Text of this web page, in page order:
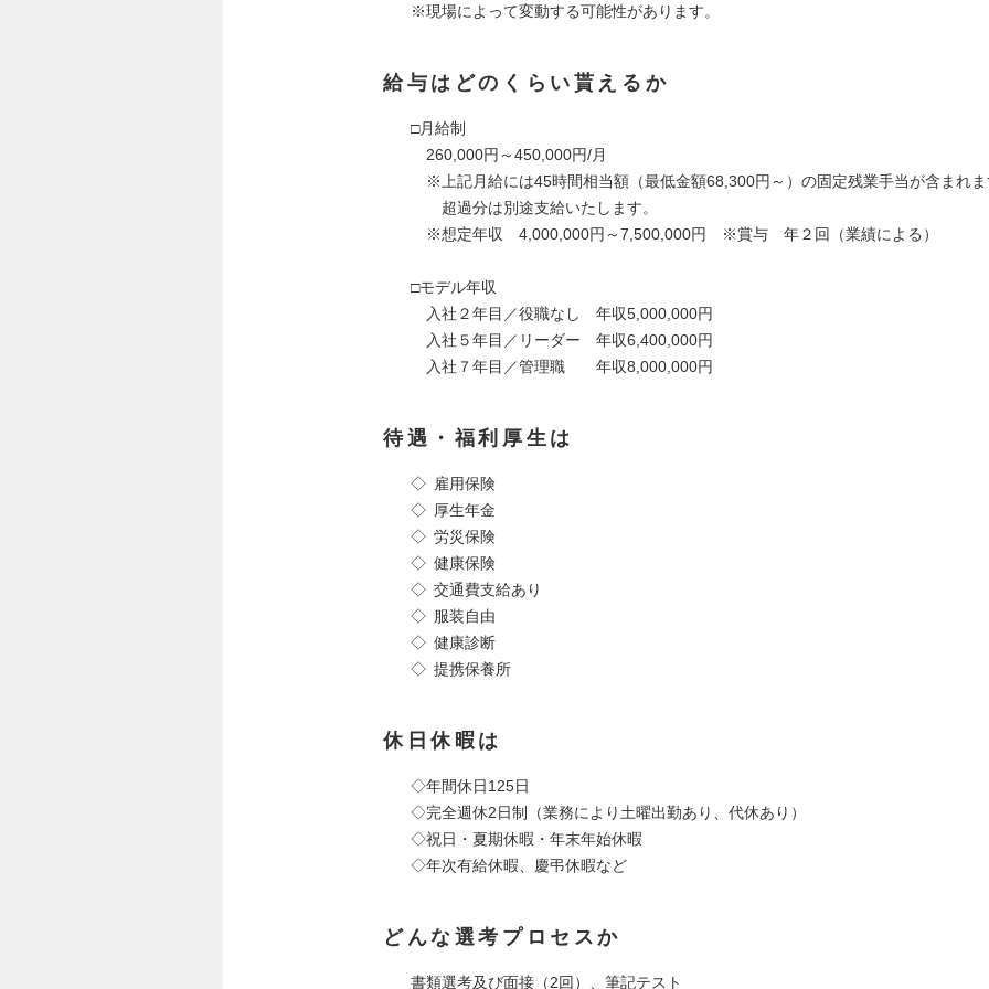
※現場によって変動する可能性があります。
給与はどのくらい貰えるか
□月給制
260,000円～450,000円/月
※上記月給には45時間相当額（最低金額68,300円～）の固定残業手当が含まれ
超過分は別途支給いたします。
※想定年収 4,000,000円～7,500,000円 ※賞与 年２回（業績による）
□モデル年収
入社２年目／役職なし 年収5,000,000円
入社５年目／リーダー 年収6,400,000円
入社７年目／管理職 年収8,000,000円
待遇・福利厚生は
◇ 雇用保険
◇ 厚生年金
◇ 労災保険
◇ 健康保険
◇ 交通費支給あり
◇ 服装自由
◇ 健康診断
◇ 提携保養所
休日休暇は
◇年間休日125日
◇完全週休2日制（業務により土曜出勤あり、代休あり）
◇祝日・夏期休暇・年末年始休暇
◇年次有給休暇、慶弔休暇など
どんな選考プロセスか
書類選考及び面接（2回）、筆記テスト